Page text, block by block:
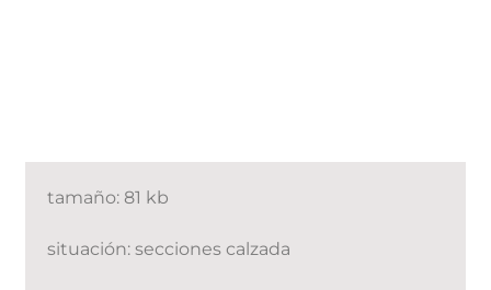
tamaño: 81 kb
situación: secciones calzada